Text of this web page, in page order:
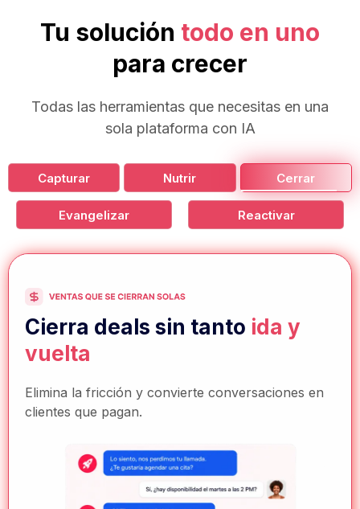
Tu solución todo en uno
para crecer
Todas las herramientas que necesitas en una
sola plataforma con IA
Capturar Nutrir Cerrar
Evangelizar Reactivar
Crea fans,no soloclientes
felices en reseñas, referidos y reputación.
Gestión de reputación
Solicitudes automáticas de reseñas